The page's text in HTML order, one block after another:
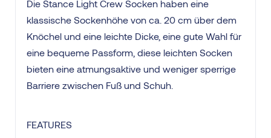
Die Stance Light Crew Socken haben eine
klassische Sockenhöhe von ca. 20 cm über dem
Knöchel und eine leichte Dicke, eine gute Wahl für
eine bequeme Passform, diese leichten Socken
bieten eine atmungsaktive und weniger sperrige
Barriere zwischen Fuß und Schuh.
FEATURES